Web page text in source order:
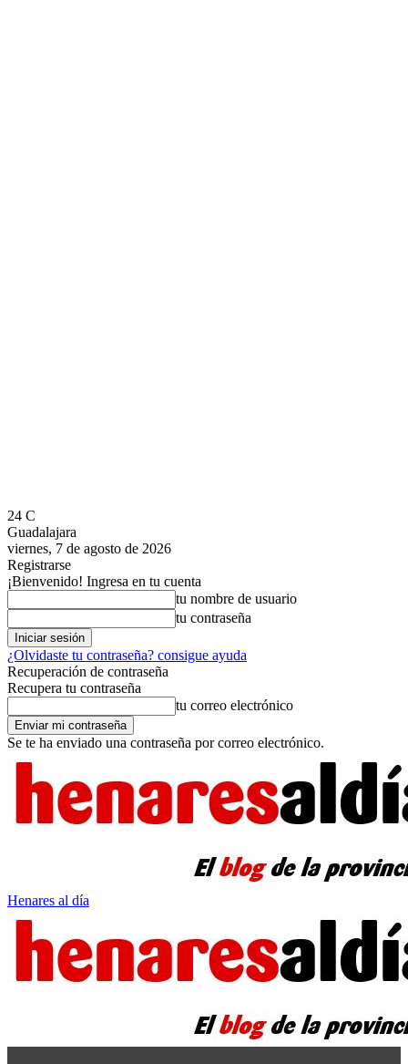
24 C
Guadalajara
viernes, 7 de agosto de 2026
Registrarse
¡Bienvenido! Ingresa en tu cuenta
tu nombre de usuario
tu contraseña
¿Olvidaste tu contraseña? consigue ayuda
Recuperación de contraseña
Recupera tu contraseña
tu correo electrónico
Se te ha enviado una contraseña por correo electrónico.
Henares al día